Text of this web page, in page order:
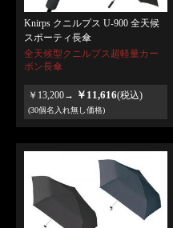
Knirps クニルプス U-900 全天候
スポーティ長傘
全天候型クニルプス超軽量カー
ボン長傘
￥13,200→ ￥11,616(税込)
(30個名入れ無し価格)